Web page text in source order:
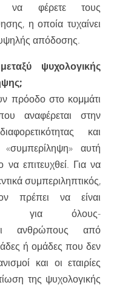
να φέρετε τους
η οποία τυχαίνει
υψηλής απόδοσης.
ψυχολογικής
πρόοδο στο κομμάτι
αναφέρεται στην
και
αυτή
να επιτευχθεί. Για να
συμπεριληπτικός,
πρέπει να είναι
για όλους-
ανθρώπους από
ή ομάδες που δεν
και οι εταιρίες
της ψυχολογικής